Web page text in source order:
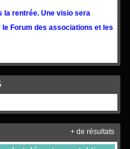
la rentrée. Une visio sera
Forum des associations et les
+ de résultats